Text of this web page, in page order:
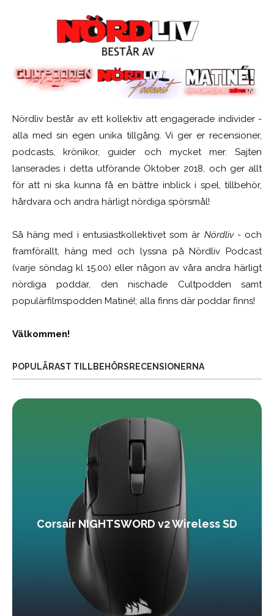
Nördliv består av ett kollektiv att engagerade individer -
alla med sin egen unika tillgång. Vi ger er recensioner,
podcasts, krönikor, guider och mycket mer. Sajten
lanserades i detta utförande Oktober 2018, och ger allt
för att ni ska kunna få en bättre inblick i spel, tillbehör,
hårdvara och andra härligt nördiga spörsmål!
Så häng med i entusiastkollektivet som är Nördliv- och
framförallt, häng med och lyssna på Nördliv Podcast
(varje söndag kl 15.00) eller någon av våra andra härligt
nördiga poddar, den nischade Cultpodden samt
populärfilmspodden Matiné!; alla finns där poddar finns!
Välkommen!
POPULÄRAST TILLBEHÖRSRECENSIONERNA
Corsair NIGHTSWORD v2 Wireless SD